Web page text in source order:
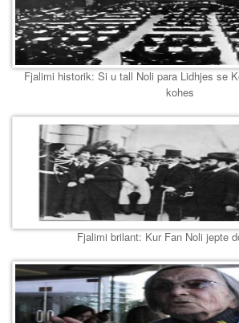
Fjalimi historik: Si u tall Noli para Lidhjes se
kohes
Fjalimi brilant: Kur Fan Noli jepte